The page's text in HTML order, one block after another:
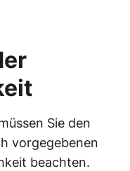
Sie den
vorgegebenen
beachten.